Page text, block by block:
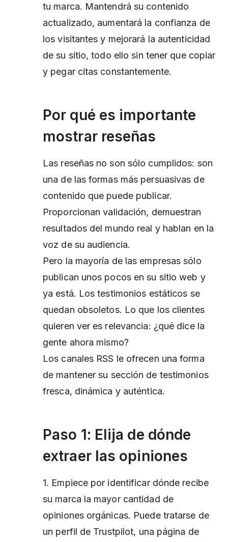
tu marca. Mantendrá su contenido
actualizado, aumentará la confianza de
los visitantes y mejorará la autenticidad
de su sitio, todo ello sin tener que copiar
y pegar citas constantemente.
Por qué es importante
mostrar reseñas
Las reseñas no son sólo cumplidos: son
una de las formas más persuasivas de
contenido que puede publicar.
Proporcionan validación, demuestran
resultados del mundo real y hablan en la
voz de su audiencia.
Pero la mayoría de las empresas sólo
publican unos pocos en su sitio web y
ya está. Los testimonios estáticos se
quedan obsoletos. Lo que los clientes
quieren ver es relevancia: ¿qué dice la
gente ahora mismo?
Los canales RSS le ofrecen una forma
de mantener su sección de testimonios
fresca, dinámica y auténtica.
Paso 1: Elija de dónde
extraer las opiniones
1. Empiece por identificar dónde recibe
su marca la mayor cantidad de
opiniones orgánicas. Puede tratarse de
un perfil de Trustpilot, una página de